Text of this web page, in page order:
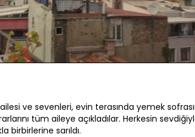
Hızı
ve sevenleri, evin terasında yemek
tüm aileye açıkladılar. Herkesin
birbirlerine sarıldı.